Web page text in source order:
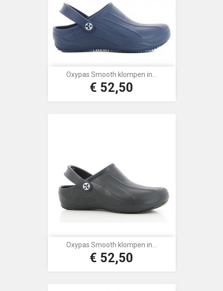
Oxypas Smooth klompen in...
Prijs
€ 52,50
Oxypas Smooth klompen in...
Prijs
€ 52,50